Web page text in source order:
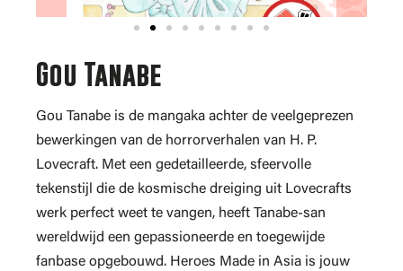
Gou Tanabe
Gou Tanabe is de mangaka achter de veelgeprezen
bewerkingen van de horrorverhalen van H. P.
Lovecraft. Met een gedetailleerde, sfeervolle
tekenstijl die de kosmische dreiging uit Lovecrafts
werk perfect weet te vangen, heeft Tanabe-san
wereldwijd een gepassioneerde en toegewijde
fanbase opgebouwd. Heroes Made in Asia is jouw